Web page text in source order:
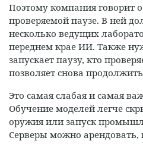
Поэтому компания говорит
проверяемой паузе. В ней
несколько ведущих
переднем крае ИИ. Также
запускает паузу, кто
позволяет снова
Это самая слабая и самая
Обучение моделей легче
оружия или запуск
Серверы можно арендовать,